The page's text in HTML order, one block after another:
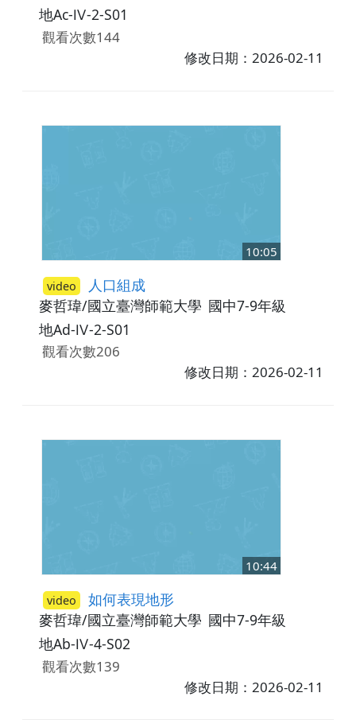
地Ac-Ⅳ-2-S01
觀看次數144
修改日期：2026-02-11
10:05
video 人口組成
麥哲瑋/國立臺灣師範大學 國中7-9年級
地Ad-Ⅳ-2-S01
觀看次數206
修改日期：2026-02-11
10:44
video 如何表現地形
麥哲瑋/國立臺灣師範大學 國中7-9年級
地Ab-Ⅳ-4-S02
觀看次數139
修改日期：2026-02-11